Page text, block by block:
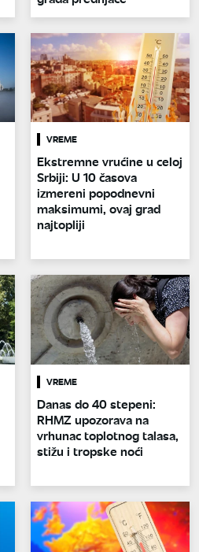
VREME
Ekstremne vrućine u celoj
Srbiji: U 10 časova
izmereni popodnevni
maksimumi, ovaj grad
najtopliji
VREME
Danas do 40 stepeni:
RHMZ upozorava na
vrhunac toplotnog talasa,
stižu i tropske noći